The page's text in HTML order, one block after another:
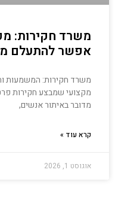
משרד חקירות:
אפשר להתעלם
משרד חקירות: המשמעות
מקצועי שמבצע חקירות
מדובר באיתור אנשים,
קרא עוד »
אוגוסט 1, 2026